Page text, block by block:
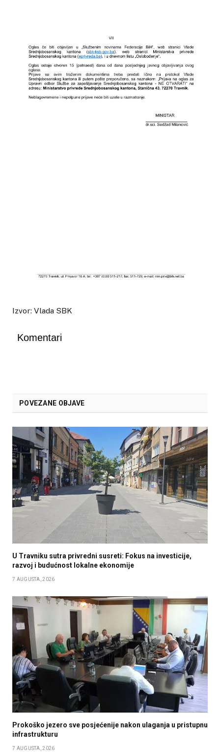
Izvor: Vlada SBK
Komentari
POVEZANE OBJAVE
U Travniku sutra privredni susreti: Fokus na investicije,
razvoj i budućnost lokalne ekonomije
7 AUGUSTA, 2026
Prokoško jezero sve posjećenije nakon ulaganja u pristupnu
infrastrukturu
7 AUGUSTA, 2026